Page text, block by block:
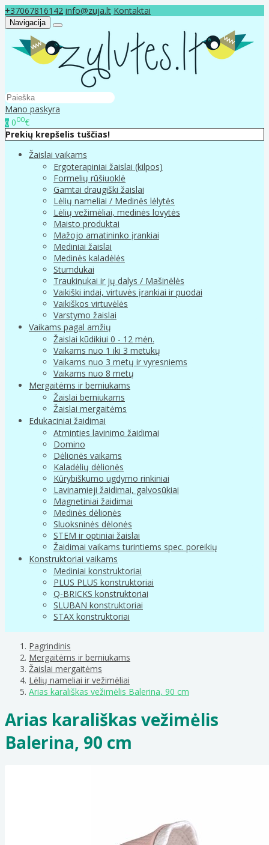
+37067816142 info@zuja.lt Kontaktai
Navigacija
Mano paskyra
0 000€
Prekių krepšelis tuščias!
Žaislai vaikams
Ergoterapiniai žaislai (kilpos)
Formelių rūšiuoklė
Gamtai draugiški žaislai
Lėlių nameliai / Medinės lėlytės
Lėlių vežimėliai, medinės lovytės
Maisto produktai
Mažojo amatininko įrankiai
Mediniai žaislai
Medinės kaladėlės
Stumdukai
Traukinukai ir jų dalys / Mašinėlės
Vaikiški indai, virtuvės įrankiai ir puodai
Vaikiškos virtuvėlės
Varstymo žaislai
Vaikams pagal amžių
Žaislai kūdikiui 0 - 12 mėn.
Vaikams nuo 1 iki 3 metukų
Vaikams nuo 3 metų ir vyresniems
Vaikams nuo 8 metų
Mergaitėms ir berniukams
Žaislai berniukams
Žaislai mergaitėms
Edukaciniai žaidimai
Atminties lavinimo žaidimai
Domino
Dėlionės vaikams
Kaladėlių dėlionės
Kūrybiškumo ugdymo rinkiniai
Lavinamieji žaidimai, galvosūkiai
Magnetiniai žaidimai
Medinės dėlionės
Sluoksninės dėlonės
STEM ir optiniai žaislai
Žaidimai vaikams turintiems spec. poreikių
Konstruktoriai vaikams
Mediniai konstruktoriai
PLUS PLUS konstruktoriai
Q-BRICKS konstruktoriai
SLUBAN konstruktoriai
STAX konstruktoriai
Pagrindinis
Mergaitėms ir berniukams
Žaislai mergaitėms
Lėlių nameliai ir vežimėliai
Arias karališkas vežimėlis Balerina, 90 cm
Arias karališkas vežimėlis
Balerina, 90 cm